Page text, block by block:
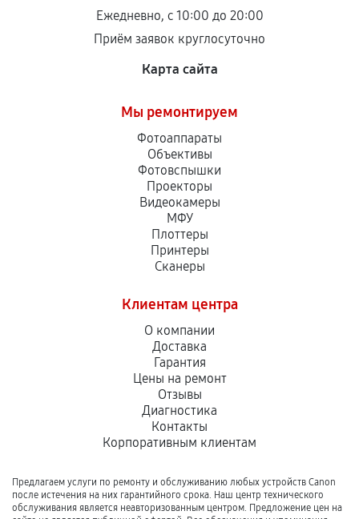
Ежедневно, с 10:00 до 20:00
Приём заявок круглосуточно
Карта сайта
Мы ремонтируем
Фотоаппараты
Объективы
Фотовспышки
Проекторы
Видеокамеры
МФУ
Плоттеры
Принтеры
Сканеры
Клиентам центра
О компании
Доставка
Гарантия
Цены на ремонт
Отзывы
Диагностика
Контакты
Корпоративным клиентам
Предлагаем услуги по ремонту и обслуживанию любых устройств Canon
после истечения на них гарантийного срока. Наш центр технического
обслуживания является неавторизованным центром. Предложение цен на